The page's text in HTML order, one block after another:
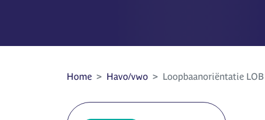
Home Havo/vwo Loopbaanoriëntatie LOB